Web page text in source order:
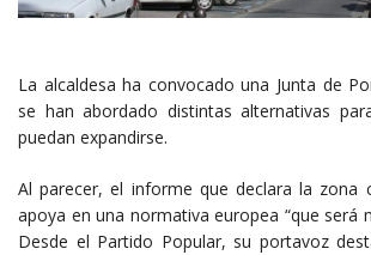
La alcaldesa ha convocado una Junta de
se han abordado distintas alternativas
puedan expandirse.
Al parecer, el informe que declara la zona
apoya en una normativa europea “que será
Desde el Partido Popular, su portavoz